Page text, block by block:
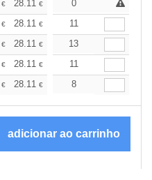
€ 28.11 € 26.70 €
0
€ 28.11 € 26.70€
11
€ 28.11 € 26.70€
13
€ 28.11 € 26.70€
11
€ 28.11 € 26.70
8